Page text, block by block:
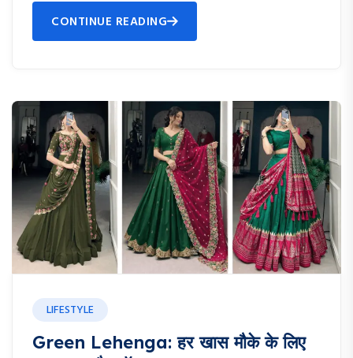
CONTINUE READING
LIFESTYLE
Green Lehenga: हर खास मौके के लिए